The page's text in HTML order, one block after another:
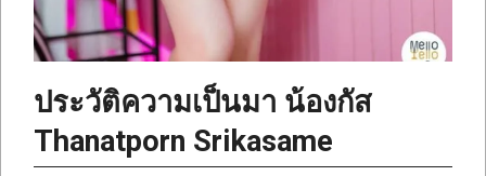
ประวัติความเป็นมา น้องกัส
Thanatporn Srikasame